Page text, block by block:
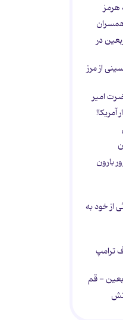
هرمز
در
از مرز
امیر
آمریکا!
بارون
از خود به
ترامپ
- قم